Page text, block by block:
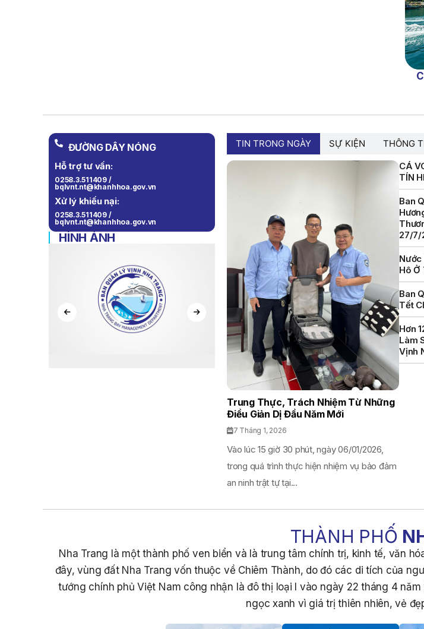
ĐƯỜNG DÂY NÓNG
Hỗ trợ tư vấn:
0258.3.511409 /
bqlvnt.nt@khanhhoa.gov.vn
Xử lý khiếu nại:
0258.3.511409 /
bqlvnt.nt@khanhhoa.gov.vn
HÌNH ẢNH
TIN TRONG NGÀY SỰ KIỆN THÔNG
Trung Thực, Trách Nhiệm Từ Những
Điều Giản Dị Đầu Năm Mới
7 Tháng 1, 2026
Vào lúc 15 giờ 30 phút, ngày 06/01/2026,
trong quá trình thực hiện nhiệm vụ bảo đảm
an ninh trật tự tại...
CÁ
TÍN
Ban
27/7/
Hô Ở
Ban
Tết
Hơn
Làm
Vịnh
THÀNH PHỐ
Nha Trang là một thành phố ven biển và là trung tâm chính trị, kinh tế, văn
đây, vùng đất Nha Trang vốn thuộc về Chiêm Thành, do đó các di tích của
tướng chính phủ Việt Nam công nhận là đô thị loại I vào ngày 22 tháng 4
ngọc xanh vì giá trị thiên nhiên, vẻ